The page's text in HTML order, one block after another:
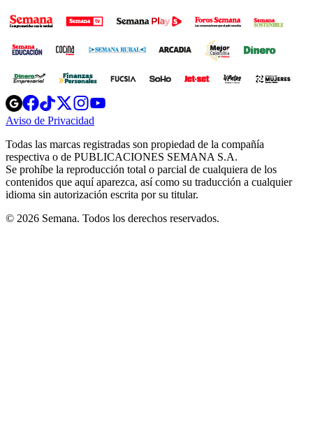
Opens
in
new
Opens
in
new
Opens
in
new
window
Opens
new
windowwindow
Aviso de Privacidad
new
window
Todas las marcas registradas son propiedad de la compañía
respectiva o de PUBLICACIONES SEMANA S.A.
Se prohíbe la reproducción total o parcial de cualquiera de los
contenidos que aquí aparezca, así como su traducción a cualquier
idioma sin autorización escrita por su titular.
© 2026 Semana. Todos los derechos reservados.